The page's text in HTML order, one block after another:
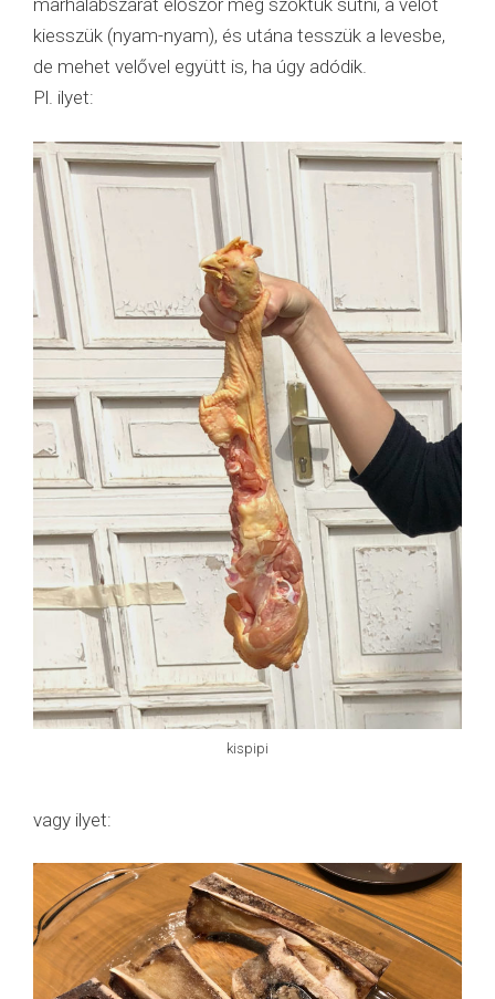
marhalábszárat először meg szoktuk sütni, a velőt
kiesszük (nyam-nyam), és utána tesszük a levesbe,
de mehet velővel együtt is, ha úgy adódik.
Pl. ilyet:
kispipi
vagy ilyet: